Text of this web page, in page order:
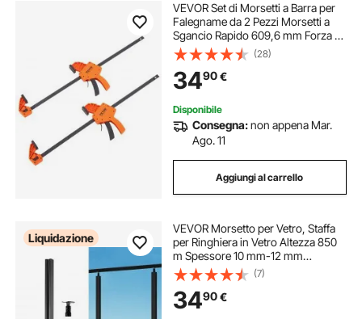
VEVOR Set di Morsetti a Barra per
Falegname da 2 Pezzi Morsetti a
Sgancio Rapido 609,6 mm Forza di
Serraggio Max. 136kg, Pinza
Allargatrice Reversibile per
Falegnameria Metallurgica, Morsetti
a Barra
(28)
3490€
Disponibile
Consegna:non appena Mar.
Ago. 11
Aggiungi al carrello
Liquidazione
VEVOR Morsetto per Vetro, Staffa
per Ringhiera in Vetro Altezza 850
m Spessore 10 mm-12 mm
Morsetto per Montaggio su Vetro in
Acciaio Inossidabile 304, per
Balcone, Giardino, Terrazza, Scale,
Nero
(7)
3490€